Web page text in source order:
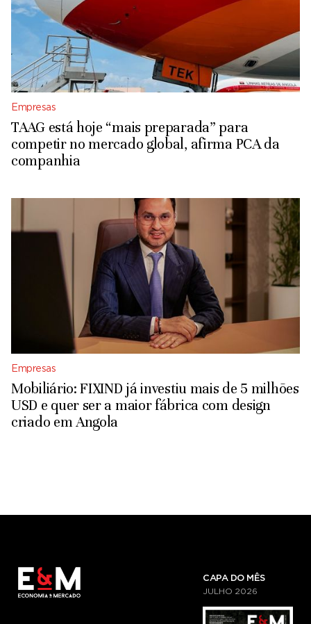
Empresas
TAAG está hoje “mais preparada” para
competir no mercado global, afirma PCA da
companhia
Empresas
Mobiliário: FIXIND já investiu mais de 5 milhões
USD e quer ser a maior fábrica com design
criado em Angola
CAPA DO MÊS
JULHO 2026